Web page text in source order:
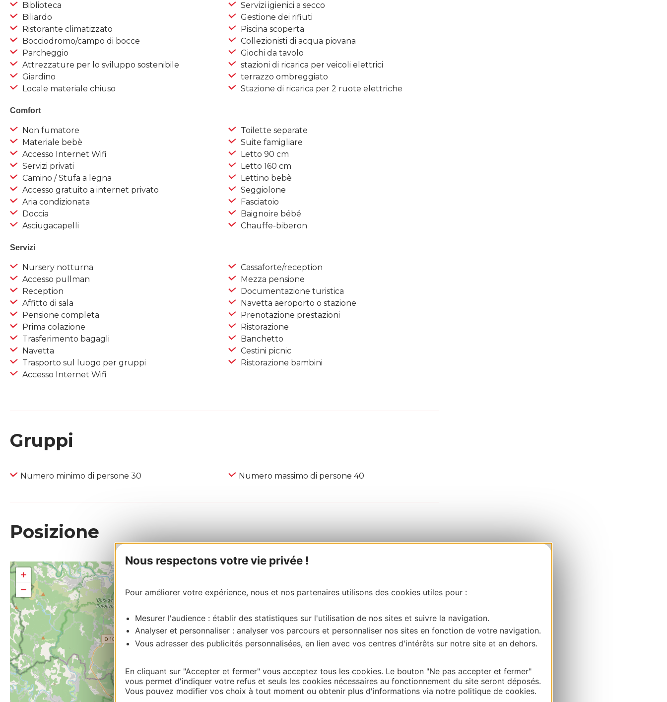
Nous respectons votre vie privée !
Pour améliorer votre expérience, nous et nos partenaires utilisons des cookies utiles pour :
Mesurer l'audience : établir des statistiques sur l'utilisation de nos sites et suivre la navigation.
Analyser et personnaliser : analyser vos parcours et personnaliser nos sites en fonction de votre navigation.
Vous adresser des publicités personnalisées, en lien avec vos centres d'intérêts sur notre site et en dehors.
En cliquant sur "Accepter et fermer" vous acceptez tous les cookies. Le bouton "Ne pas accepter et fermer"
vous permet d'indiquer votre refus et seuls les cookies nécessaires au fonctionnement du site seront déposés.
Vous pouvez modifier vos choix à tout moment ou obtenir plus d'informations via notre politique de cookies.
Biblioteca
Biliardo
Ristorante climatizzato
Bocciodromo/campo di bocce
Parcheggio
Attrezzature per lo sviluppo sostenibile
Giardino
Locale materiale chiuso
Servizi igienici a secco
Gestione dei rifiuti
Piscina scoperta
Collezionisti di acqua piovana
Giochi da tavolo
stazioni di ricarica per veicoli elettrici
terrazzo ombreggiato
Stazione di ricarica per 2 ruote elettriche
Comfort
Non fumatore
Materiale bebè
Accesso Internet Wifi
Servizi privati
Camino / Stufa a legna
Accesso gratuito a internet privato
Aria condizionata
Doccia
Asciugacapelli
Toilette separate
Suite famigliare
Letto 90 cm
Letto 160 cm
Lettino bebè
Seggiolone
Fasciatoio
Baignoire bébé
Chauffe-biberon
Servizi
Nursery notturna
Accesso pullman
Reception
Affitto di sala
Pensione completa
Prima colazione
Trasferimento bagagli
Navetta
Trasporto sul luogo per gruppi
Accesso Internet Wifi
Cassaforte/reception
Mezza pensione
Documentazione turistica
Navetta aeroporto o stazione
Prenotazione prestazioni
Ristorazione
Banchetto
Cestini picnic
Ristorazione bambini
Gruppi
Numero minimo di persone 30 Numero massimo di persone 40
Posizione
+
−